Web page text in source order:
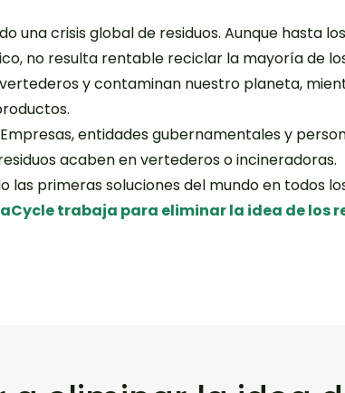
una crisis global de residuos. Aunque hasta
no resulta rentable reciclar la mayoría de
y contaminan nuestro planeta,
entidades gubernamentales y
acaben en vertederos o incineradoras.
primeras soluciones del mundo en todos
trabaja para eliminar la idea de los